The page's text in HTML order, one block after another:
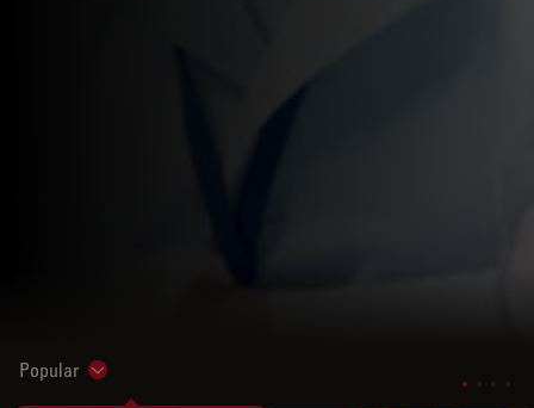
Popular Show subnavigation